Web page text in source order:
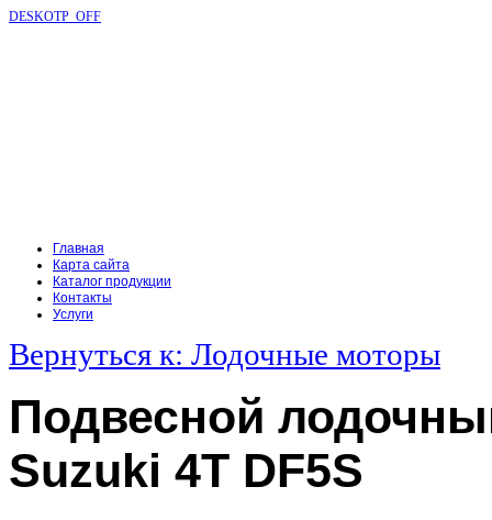
DESKOTP_OFF
Главная
Карта сайта
Каталог продукции
Контакты
Услуги
Вернуться к: Лодочные моторы
Подвесной
Suzuki 4T DF5S